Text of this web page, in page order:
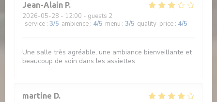
Jean-Alain P
2026-05-28 - 12:00 - guests 2
service : 3/5 ambience : 4/5 menu : 3/5 quality_price : 4/5
Une salle très agréable, une ambiance bienveillante et
beaucoup de soin dans les assiettes
martine D